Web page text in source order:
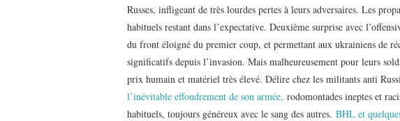
Russes, infligeant de très lourdes pertes à leurs adversaires. Les
habituels restant dans l’expectative. Deuxième surprise avec
du front éloigné du premier coup, et permettant aux ukrainiens de
significatifs depuis l’invasion. Mais malheureusement pour leurs
prix humain et matériel très élevé. Délire chez les militants anti
l’inévitable effondrement de son armée, rodomontades ineptes et
habituels, toujours généreux avec le sang des autres. BHL et